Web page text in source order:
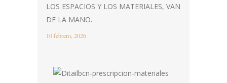
LOS ESPACIOS Y LOS MATERIALES, VAN
DE LA MANO.
10 febrero, 2026